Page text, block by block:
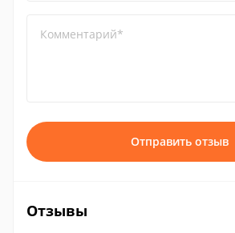
Комментарий*
Отправить отзыв
Отзывы